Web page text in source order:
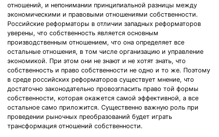
отношений, и непонимании принципиальной разницы между
экономическими и правовыми отношениями собственности.
Российские реформаторы в отличии западных реформаторов
уверены, что собственность является основным
производственным отношением, что она определяет все
остальные отношения, в том числе организацию и управление
экономикой. При этом они не знают и не хотят знать, что
собственность и право собственности не одно и то же. Поэтому
в среде российских реформаторов существует мнение, что
достаточно законодательно провозгласить право той формы
собственности, которая окажется самой эффективной, а все
остальное само приложится. Существенно важную роль при
проведении рыночных преобразований будет играть
трансформация отношений собственности.